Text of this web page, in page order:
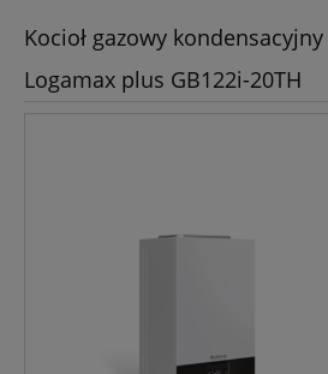
Kocioł gazowy
Logamax plus GB122i-20TH